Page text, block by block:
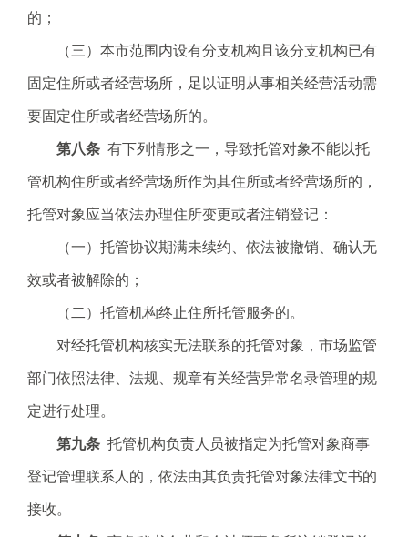
的；
（三）本市范围内设有分支机构且该分支机构已有
固定住所或者经营场所，足以证明从事相关经营活动需
要固定住所或者经营场所的。
第八条 有下列情形之一，导致托管对象不能以托
管机构住所或者经营场所作为其住所或者经营场所的，
托管对象应当依法办理住所变更或者注销登记：
（一）托管协议期满未续约、依法被撤销、确认无
效或者被解除的；
（二）托管机构终止住所托管服务的。
对经托管机构核实无法联系的托管对象，市场监管
部门依照法律、法规、规章有关经营异常名录管理的规
定进行处理。
第九条 托管机构负责人员被指定为托管对象商事
登记管理联系人的，依法由其负责托管对象法律文书的
接收。